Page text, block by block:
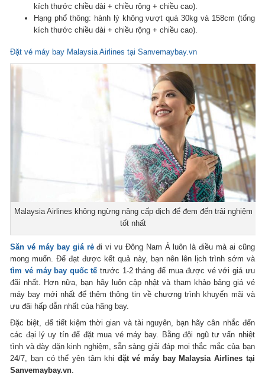
kích thước chiều dài + chiều rộng + chiều cao).
Hạng phổ thông: hành lý không vượt quá 30kg và 158cm (tổng
kích thước chiều dài + chiều rộng + chiều cao).
Đặt vé máy bay Malaysia Airlines tại Sanvemaybay.vn
Malaysia Airlines không ngừng nâng cấp dịch để đem đến trải nghiệm
tốt nhất
Săn vé máy bay giá rẻ đi vi vu Đông Nam Á luôn là điều mà ai cũng
mong muốn. Để đạt được kết quả này, bạn nên lên lịch trình sớm và
tìm vé máy bay quốc tế trước 1-2 tháng để mua được vé với giá ưu
đãi nhất. Hơn nữa, bạn hãy luôn cập nhật và tham khảo bảng giá vé
máy bay mới nhất để thêm thông tin về chương trình khuyến mãi và
ưu đãi hấp dẫn nhất của hãng bay.
Đặc biệt, để tiết kiệm thời gian và tài nguyên, bạn hãy cân nhắc đến
các đại lý uy tín để đặt mua vé máy bay. Bằng đội ngũ tư vấn nhiệt
tình và dày dặn kinh nghiệm, sẵn sàng giải đáp mọi thắc mắc của bạn
24/7, bạn có thể yên tâm khi đặt vé máy bay Malaysia Airlines tại
Sanvemaybay.vn.